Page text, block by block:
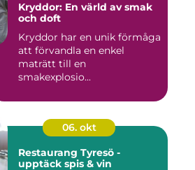
Kryddor: En värld av smak
och doft
Kryddor har en unik förmåga
att förvandla en enkel
maträtt till en
smakexplosio...
06. okt
Restaurang Tyresö -
upptäck spis & vin